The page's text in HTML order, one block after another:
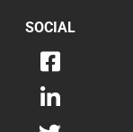
SOCIAL